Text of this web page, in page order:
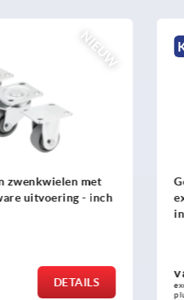
NIEUW
en zwenkwielen met
zware uitvoering -
DETAILS